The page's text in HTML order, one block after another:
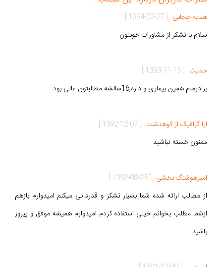
هدیه حجابی [
1394-02-27
]
سلام.با تشکر از مشاورات خوبتون
حدیث [
1393-11-15
]
برادرمنم همین بیماری و داره,16سالشه مطالبتون عالی بود
ارا گرافیک از کوهدشت [
1392-12-07
]
ممنون خسته نباشید
امیرهوشنگ بخشی [
1392-08-25
]
از مطالب ارائه شده شما بسیار تشکر و قدردانی میکنم امیدوارم بازهم
ازشما مطلب بخوانم خیلی استفاده کردم امیدوارم همیشه موفق و پیروز
باشید